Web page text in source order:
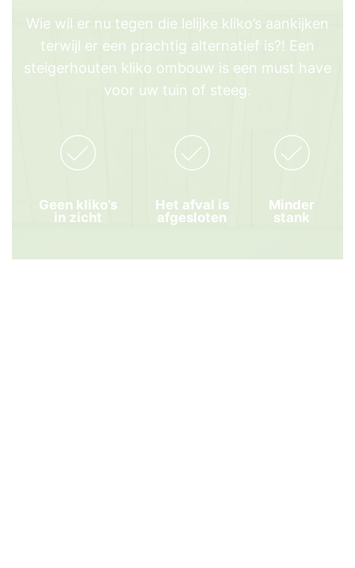
Wie wil er nu tegen die lelijke kliko’s aankijken
terwijl er een prachtig alternatief is?! Een
steigerhouten kliko ombouw is een must have
voor uw tuin of steeg.
Geen kliko’s
in zicht
Het afval is
afgesloten
Minder
stank